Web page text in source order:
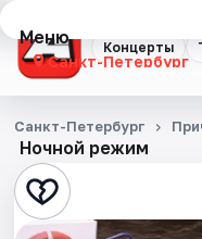
Концерты
Меню
Санкт-Петербург
Концерты
Театр
Стендап
Ночной режим
Санкт-Петербург